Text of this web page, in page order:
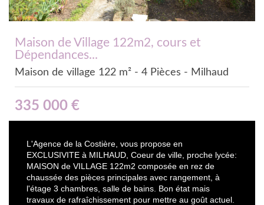
Maison de Village 122m2, cours et
Dépendances...
Maison de village 122 m² - 4 Pièces - Milhaud
335 000 €
L'Agence de la Costière, vous propose en
EXCLUSIVITE à MILHAUD, Coeur de ville, proche lycée:
MAISON de VILLAGE 122m2 composée en rez de
chaussée des pièces principales avec rangement, à
l'étage 3 chambres, salle de bains. Bon état mais
travaux de rafraîchissement pour mettre au goût actuel.